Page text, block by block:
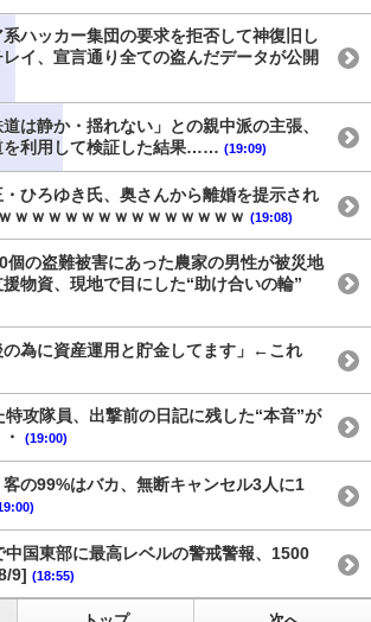
系ハッカー集団の要求を拒否して神復旧し
イ、宣言通り全ての盗んだデータが公開
道は静か・揺れない」との親中派の主張、
を利用して検証した結果…… (19:09)
・ひろゆき氏、奥さんから離婚を提示され
ｗｗｗｗｗｗｗｗｗｗｗｗｗｗ (19:08)
個の盗難被害にあった農家の男性が被災地
物資、現地で目にした“助け合いの輪”
の為に資産運用と貯金してます」←これ
攻隊員、出撃前の日記に残した“本音”が
(19:00)
客の99%はバカ、無断キャンセル3人に1
中国東部に最高レベルの警戒警報、1500
9] (18:55)